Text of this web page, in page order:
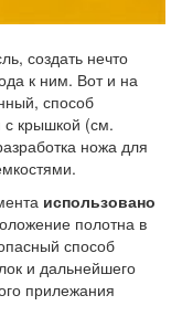
создать нечто
к ним. Вот и на
способ
крышкой (см.
ножа для
использовано
полотна в
способ
и дальнейшего
прилежания